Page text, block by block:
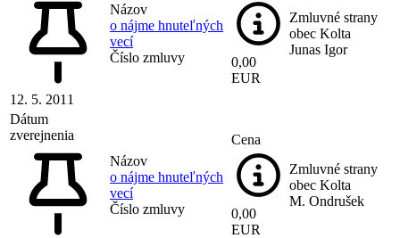
12. 5. 2011
Názov
o nájme hnuteľných
vecí
Číslo zmluvy
0,00
EUR
Zmluvné strany
obec Kolta
Junas Igor
Dátum
zverejnenia
Názov
o nájme hnuteľných
vecí
Číslo zmluvy
Cena
0,00
EUR
Zmluvné strany
obec Kolta
M. Ondrušek